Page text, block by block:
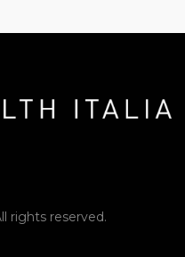
rights reserved.